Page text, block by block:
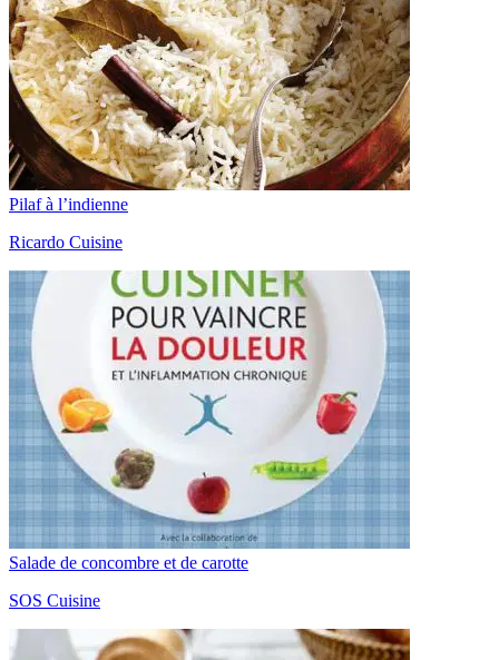
Pilaf à l’indienne
Ricardo Cuisine
Salade de concombre et de carotte
SOS Cuisine